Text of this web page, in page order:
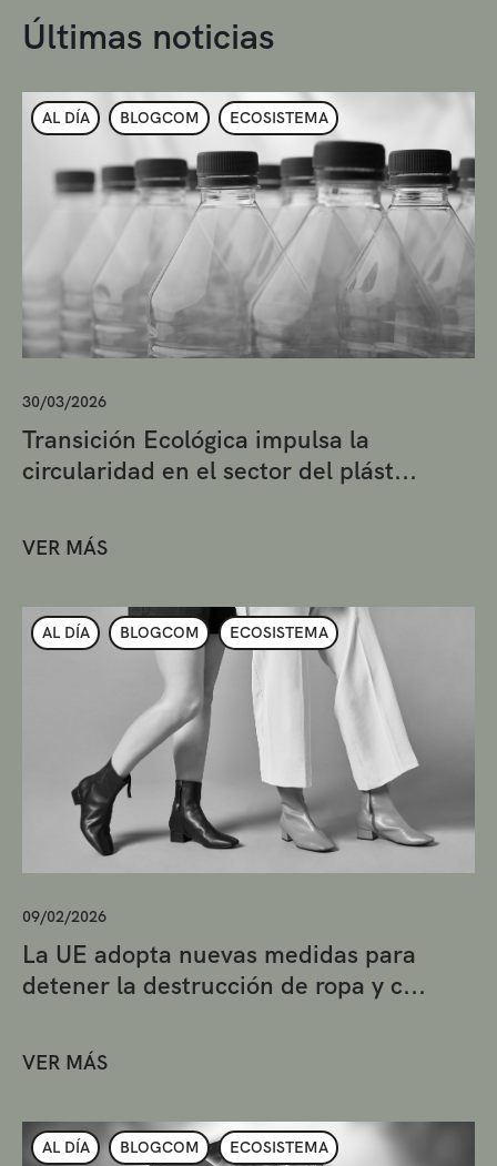
Últimas noticias
AL DÍA BLOGCOM ECOSISTEMA
30/03/2026
Transición Ecológica impulsa la
circularidad en el sector del plást...
VER MÁS
AL DÍA BLOGCOM ECOSISTEMA
09/02/2026
La UE adopta nuevas medidas para
detener la destrucción de ropa y c...
VER MÁS
AL DÍA BLOGCOM ECOSISTEMA